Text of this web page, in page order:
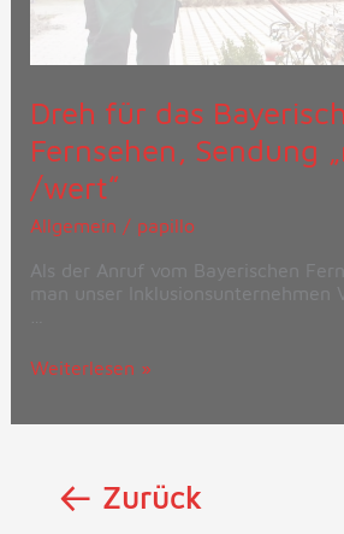
Dreh für das
Fernsehen, Sendung
/wert“
Allgemein / papillo
Als der Anruf vom Bayerischen
man unser Inklusionsunternehmen
Weiterlesen »
← Zurück